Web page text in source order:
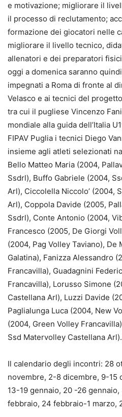
e motivazione; migliorare il
il processo di reclutamento;
formazione dei giocatori nelle
migliorare il livello tecnico,
allenatori e dei preparatori
oggi a domenica saranno
impegnati a Roma di fronte al
Velasco e ai tecnici del
tra cui il pugliese Vincenzo
mondiale alla guida dell’Italia
FIPAV Puglia i tecnici Diego
insieme agli atleti selezionati
Bello Matteo Maria (2004,
Ssdrl), Buffo Gabriele (2004,
Arl), Ciccolella Niccolo’ (2004,
Arl), Coppola Davide (2005,
Ssdrl), Conte Antonio (2004,
Francesco (2005, De Giorgi
(2004, Pag Volley Taviano),
Galatina), Fanizza Alessandro
Francavilla), Guadagnini
Francavilla), Lorusso Simone
Castellana Arl), Luzzi Davide
Paglialunga Luca (2004, New
(2004, Green Volley
Ssd Matervolley Castellana Arl).
Il calendario degli incontri: 28
novembre, 2-8 dicembre​, 9-15
13-19 gennaio​, 20 -26
febbraio​, 24 febbraio-1 marzo​,